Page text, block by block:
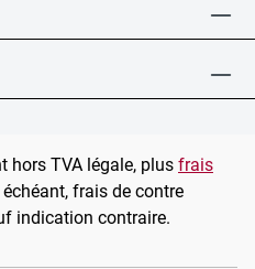
hors TVA légale, plus frais
échéant, frais de contre
indication contraire.